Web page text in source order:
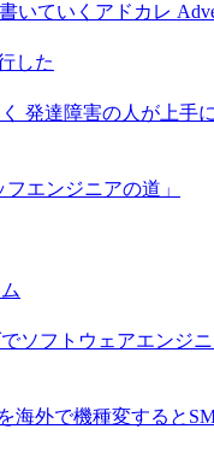
いていくアドカレ
した
発達障害の人が上手
エンジニアの道」
ソフトウェアエンジ
海外で機種変すると